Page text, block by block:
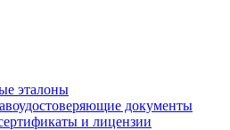
эталоны
документы
и лицензии